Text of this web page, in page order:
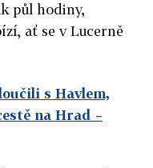
půl hodiny,
ať se v Lucerně
s Havlem,
na Hrad –